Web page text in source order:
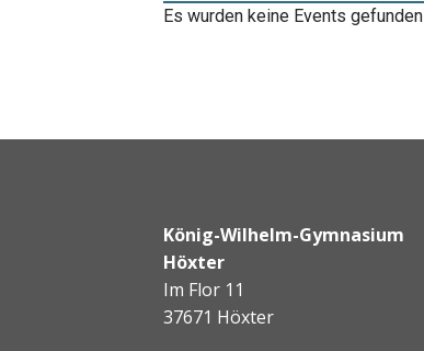
Es wurden keine Events gefunden
König-Wilhelm-Gymnasium
Höxter
Im Flor 11
37671 Höxter